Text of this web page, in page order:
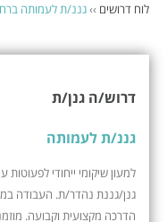
לוח דרושים ››גננ/ת לעמותה
דרוש/ה גנן/ת
גננ/ת לעמותה
למעון שיקומי ייחודי
גנן/גננת נהדר/ת. העבודה
הדרכה מקצועית וקבועה.